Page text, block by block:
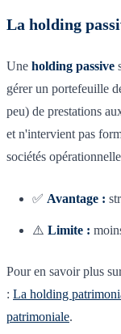
La holding
Une holding passive
gérer un portefeuille
peu) de prestations
et n'intervient pas
sociétés
✅ Avantage :
⚠️ Limite :
Pour en savoir plus
: La holding
patrimoniale.